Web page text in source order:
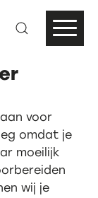
voor
omdat je
moeilijk
wij je